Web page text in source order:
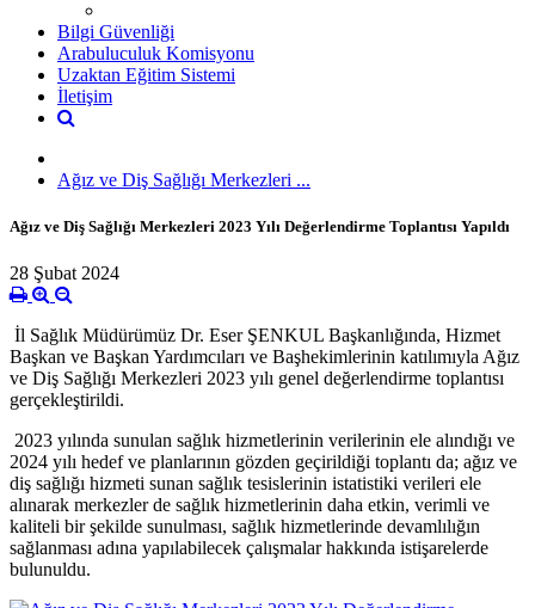
Bilgi Güvenliği
Arabuluculuk Komisyonu
Uzaktan Eğitim Sistemi
İletişim
Ağız ve Diş Sağlığı Merkezleri ...
Ağız ve Diş Sağlığı Merkezleri 2023 Yılı Değerlendirme Toplantısı Yapıldı
28 Şubat 2024
İl Sağlık Müdürümüz Dr. Eser ŞENKUL Başkanlığında, Hizmet
Başkan ve Başkan Yardımcıları ve Başhekimlerinin katılımıyla Ağız
ve Diş Sağlığı Merkezleri 2023 yılı genel değerlendirme toplantısı
gerçekleştirildi.
2023 yılında sunulan sağlık hizmetlerinin verilerinin ele alındığı ve
2024 yılı hedef ve planlarının gözden geçirildiği toplantı da; ağız ve
diş sağlığı hizmeti sunan sağlık tesislerinin istatistiki verileri ele
alınarak merkezler de sağlık hizmetlerinin daha etkin, verimli ve
kaliteli bir şekilde sunulması, sağlık hizmetlerinde devamlılığın
sağlanması adına yapılabilecek çalışmalar hakkında istişarelerde
bulunuldu.